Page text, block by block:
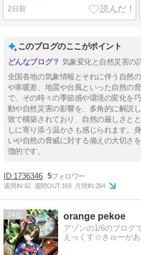
2日前
このブログのここがポイント
気象変化と自然災害の
全国各地の気象情報とそれに伴う自然
や寒暖差、地震や台風といった自然の
で、その時々の季節感や環境の変化を
動や自然災害の影響を、多角的に解説
致で構築されており、自然の厳しさと
しに寄り添う温かさも感じられます。
いや自然の脅威に対する備えの大切さ
徴的です。
1736346 5
週間IN:62 週間OUT:168 月間IN:294
24 orange pekoe
アゾンの1/6のブログ
えっくす☆きゅーがあ